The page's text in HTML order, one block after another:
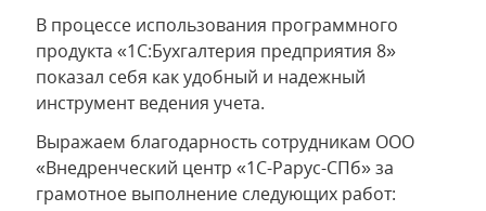
В процессе использования программного
продукта «1С:Бухгалтерия предприятия 8»
показал себя как удобный и надежный
инструмент ведения учета.
Выражаем благодарность сотрудникам ООО
«Внедренческий центр «1С-Рарус-СПб» за
грамотное выполнение следующих работ: